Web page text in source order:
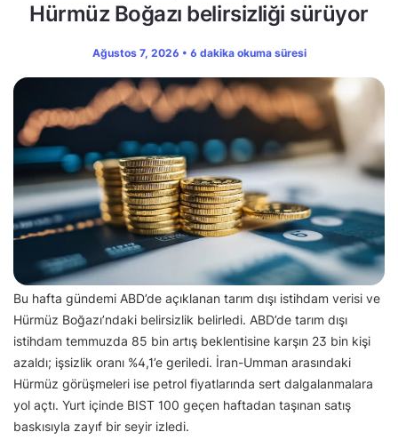
Hürmüz Boğazı belirsizliği sürüyor
Ağustos 7, 2026 • 6 dakika okuma süresi
Bu hafta gündemi ABD’de açıklanan tarım dışı istihdam verisi ve
Hürmüz Boğazı’ndaki belirsizlik belirledi. ABD’de tarım dışı
istihdam temmuzda 85 bin artış beklentisine karşın 23 bin kişi
azaldı; işsizlik oranı %4,1’e geriledi. İran-Umman arasındaki
Hürmüz görüşmeleri ise petrol fiyatlarında sert dalgalanmalara
yol açtı. Yurt içinde BIST 100 geçen haftadan taşınan satış
baskısıyla zayıf bir seyir izledi.